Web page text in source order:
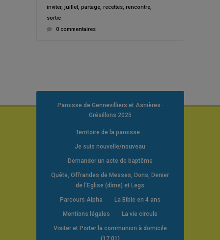
inviter, juillet, partage, recettes, rencontre,
sortie
0 commentaires
Paroisse de Gennevilliers et Asnières-
Grésillons 2025
Territoire de la paroisse
Je suis nouvelle/nouveau
Demander un acte de baptême
Quête, Offrandes de Messes, Dons, Denier
de l’Eglise (dîme) et Legs
Parcours Alpha La Bible en 4 ans
Mentions légales La vie circule
Visiter et Porter la communion à domicile
(17.01)